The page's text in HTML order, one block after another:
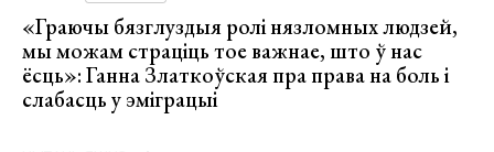
«Граючы бязглуздыя ролі нязломных людзей,
мы можам страціць тое важнае, што ў нас
ёсць»: Ганна Златкоўская пра права на боль і
слабасць у эміграцыі